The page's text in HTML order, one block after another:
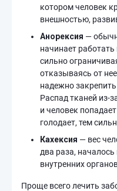
котором человек
внешностью,
Анорексия —
начинает
сильно
отказываясь от
надежно
Распад тканей из-
и человек
голодает, тем
Кахексия — вес
два раза,
внутренних
Проще всего лечить